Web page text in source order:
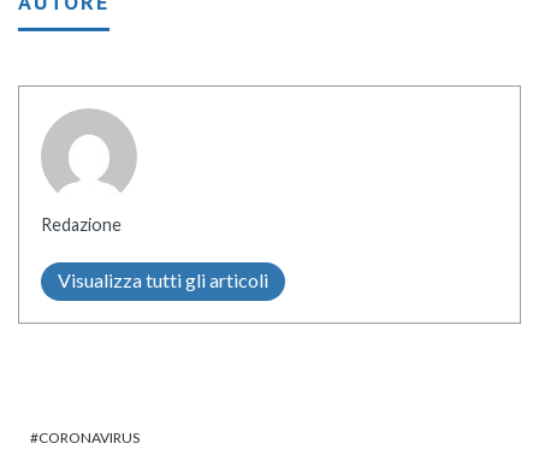
Redazione
Visualizza tutti gli articoli
CORONAVIRUS